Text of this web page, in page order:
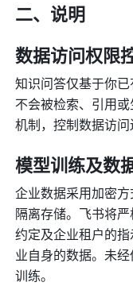
二、说明
数据访问权限
知识问答仅基于你
不会被检索、引用
机制，控制数据访问
模型训练及数
企业数据采用加密
隔离存储。飞书将
约定及企业租户的
业自身的数据。未
训练。